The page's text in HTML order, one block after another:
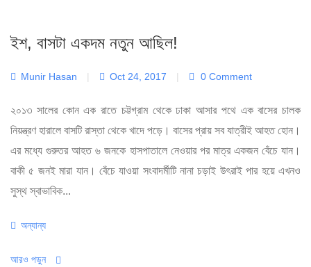
ইশ, বাসটা একদম নতুন আছিল!
Munir Hasan | Oct 24, 2017 | 0 Comment
২০১৩ সালের কোন এক রাতে চট্টগ্রাম থেকে ঢাকা আসার পথে এক বাসের চালক
নিয়ন্ত্রণ হারালে বাসটি রাস্তা থেকে খাদে পড়ে। বাসের প্রায় সব যাত্রীই আহত হোন।
এর মধ্যে গুরুতর আহত ৬ জনকে হাসপাতালে নেওয়ার পর মাত্র একজন বেঁচে যান।
বাকী ৫ জনই মারা যান। বেঁচে যাওয়া সংবাদর্মীটি নানা চড়াই উৎরাই পার হয়ে এখনও
সুস্থ স্বাভাবিক...
Categories
অন্যান্য
আরও পড়ুন